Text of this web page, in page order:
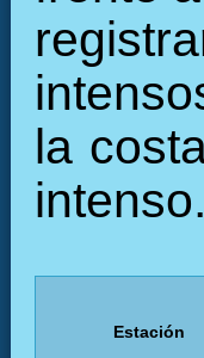
la
intenso.
Estación